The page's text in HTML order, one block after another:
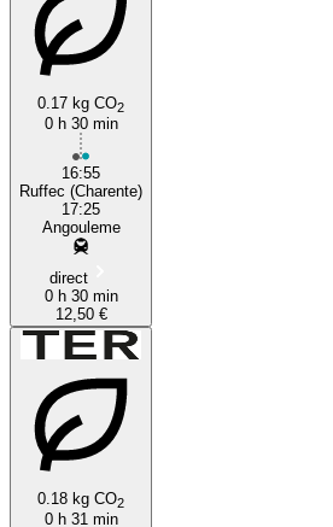
0.17 kg CO2
0 h 30 min
16:55
Ruffec (Charente)
17:25
Angouleme
direct
0 h 30 min
12,50 €
0.18 kg CO2
0 h 31 min